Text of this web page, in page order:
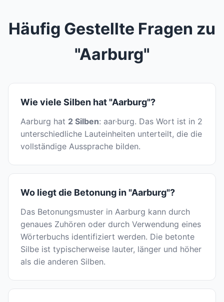
Häufig Gestellte Fragen zu
"Aarburg"
Wie viele Silben hat "Aarburg"?
Aarburg hat 2 Silben: aar·burg. Das Wort ist in 2
unterschiedliche Lauteinheiten unterteilt, die die
vollständige Aussprache bilden.
Wo liegt die Betonung in "Aarburg"?
Das Betonungsmuster in Aarburg kann durch
genaues Zuhören oder durch Verwendung eines
Wörterbuchs identifiziert werden. Die betonte
Silbe ist typischerweise lauter, länger und höher
als die anderen Silben.